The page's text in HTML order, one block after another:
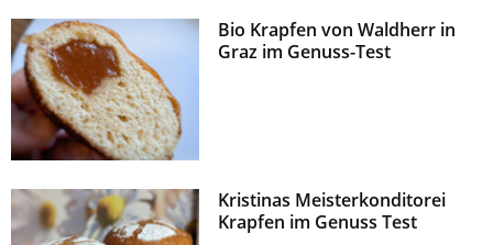
Bio Krapfen von Waldherr in
Graz im Genuss-Test
Kristinas Meisterkonditorei
Krapfen im Genuss Test